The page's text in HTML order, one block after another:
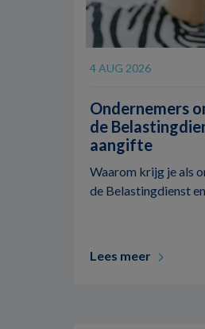
4 AUG 2026
Ondernemers
de
aangifte
Waarom krijg je als
de Belastingdienst en
Lees meer